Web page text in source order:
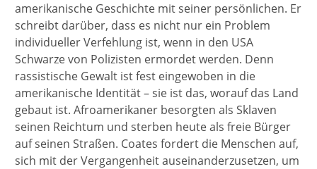
amerikanische Geschichte mit seiner persönlichen. Er
schreibt darüber, dass es nicht nur ein Problem
individueller Verfehlung ist, wenn in den USA
Schwarze von Polizisten ermordet werden. Denn
rassistische Gewalt ist fest eingewoben in die
amerikanische Identität – sie ist das, worauf das Land
gebaut ist. Afroamerikaner besorgten als Sklaven
seinen Reichtum und sterben heute als freie Bürger
auf seinen Straßen. Coates fordert die Menschen auf,
sich mit der Vergangenheit auseinanderzusetzen, um